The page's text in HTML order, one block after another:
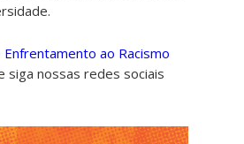
Enfrentamento ao Racismo
siga nossas redes sociais